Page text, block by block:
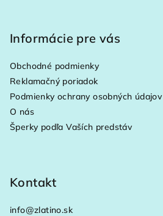
Informácie pre vás
Obchodné podmienky
Reklamačný poriadok
Podmienky ochrany osobných údajov
O nás
Šperky podľa Vaších predstáv
Kontakt
info@zlatino.sk